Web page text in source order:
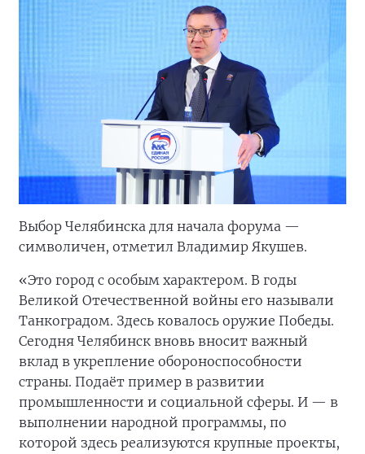
Выбор Челябинска для начала форума —
символичен, отметил Владимир Якушев.
«Это город с особым характером. В годы
Великой Отечественной войны его называли
Танкоградом. Здесь ковалось оружие Победы.
Сегодня Челябинск вновь вносит важный
вклад в укрепление обороноспособности
страны. Подаёт пример в развитии
промышленности и социальной сферы. И — в
выполнении народной программы, по
которой здесь реализуются крупные проекты,